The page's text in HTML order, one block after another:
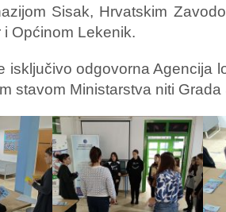
Sisak, Hrvatskim
Općinom Lekenik.
isključivo odgovorna Agencija
stavom Ministarstva niti Grada